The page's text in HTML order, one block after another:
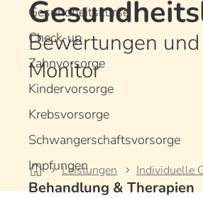
Gesundheitskurse
Check-up
Zahnvorsorge
Kindervorsorge
Krebsvorsorge
Schwangerschaftsvorsorge
Impfungen
Behandlung & Therapien
Bewertungen
Monitor
Leistungen Individuelle